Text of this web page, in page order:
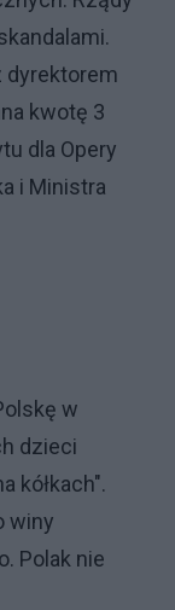
dyrektorem
kwotę 3
dla Opery
i Ministra
w
dzieci
kółkach".
winy
Polak nie